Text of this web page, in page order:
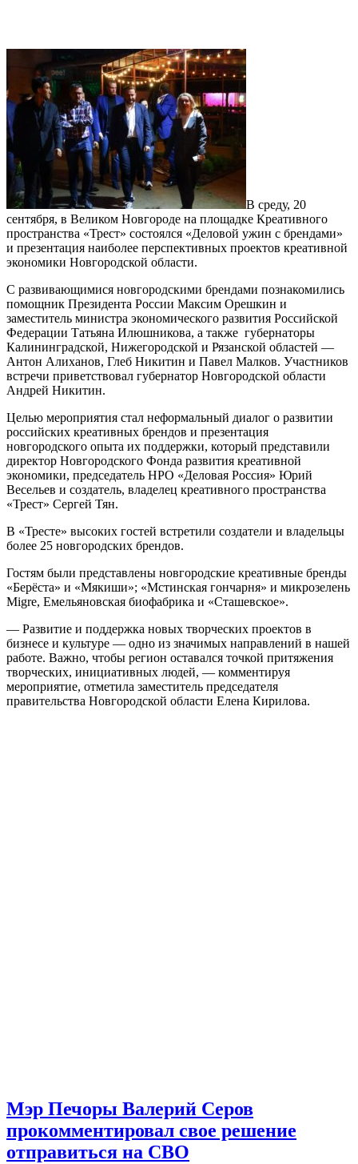
В среду, 20
сентября, в Великом Новгороде на площадке Креативного
пространства «Трест» состоялся «Деловой ужин с брендами»
и презентация наиболее перспективных проектов креативной
экономики Новгородской области.
С развивающимися новгородскими брендами познакомились
помощник Президента России Максим Орешкин и
заместитель министра экономического развития Российской
Федерации Татьяна Илюшникова, а также губернаторы
Калининградской, Нижегородской и Рязанской областей —
Антон Алиханов, Глеб Никитин и Павел Малков. Участников
встречи приветствовал губернатор Новгородской области
Андрей Никитин.
Целью мероприятия стал неформальный диалог о развитии
российских креативных брендов и презентация
новгородского опыта их поддержки, который представили
директор Новгородского Фонда развития креативной
экономики, председатель НРО «Деловая Россия» Юрий
Весельев и создатель, владелец креативного пространства
«Трест» Сергей Тян.
В «Тресте» высоких гостей встретили создатели и владельцы
более 25 новгородских брендов.
Гостям были представлены новгородские креативные бренды
«Берёста» и «Мякиши»; «Мстинская гончарня» и микрозелень
Migre, Емельяновская биофабрика и «Сташевское».
— Развитие и поддержка новых творческих проектов в
бизнесе и культуре — одно из значимых направлений в нашей
работе. Важно, чтобы регион оставался точкой притяжения
творческих, инициативных людей, — комментируя
мероприятие, отметила заместитель председателя
правительства Новгородской области Елена Кирилова.
Мэр Печоры Валерий Серов
прокомментировал свое решение
отправиться на СВО